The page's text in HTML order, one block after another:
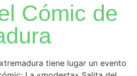
Cómic de
tiene lugar un evento